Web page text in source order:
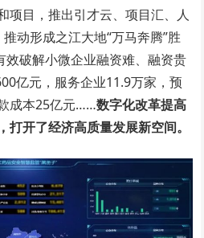
项目，推出引才云、项目汇、人
动形成之江大地“万马奔腾”胜
效破解小微企业融资难、融资贵
亿元，服务企业11.9万家，预
成本25亿元……数字化改革提高
开了经济高质量发展新空间。